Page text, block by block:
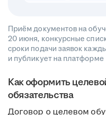
Приём документов на
20 июня, конкурсные
сроки подачи заявок
и публикует на платформе
Как оформить
обязательства
Договор о целевом